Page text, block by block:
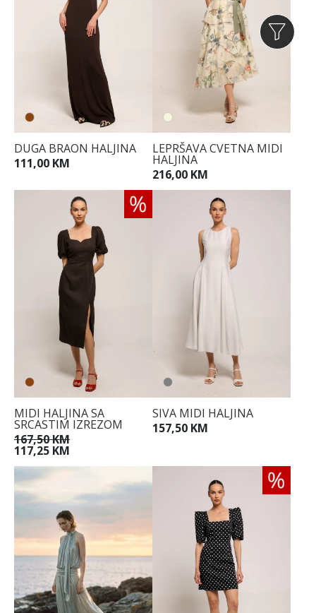
DUGA BRAON HALJINA
111,00 KM
LEPRŠAVA CVETNA MIDI
HALJINA
216,00 KM
MIDI HALJINA SA
SRCASTIM IZREZOM
167,50 KM
117,25 KM
SIVA MIDI HALJINA
157,50 KM